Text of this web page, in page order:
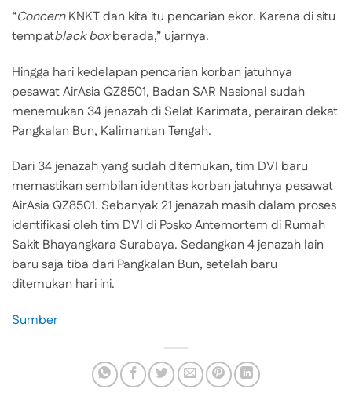
“ConcernKNKT dan kita itu pencarian ekor. Karena di situ
tempatblack boxberada,” ujarnya.
Hingga hari kedelapan pencarian korban jatuhnya
pesawat AirAsia QZ8501, Badan SAR Nasional sudah
menemukan 34 jenazah di Selat Karimata, perairan dekat
Pangkalan Bun, Kalimantan Tengah.
Dari 34 jenazah yang sudah ditemukan, tim DVI baru
memastikan sembilan identitas korban jatuhnya pesawat
AirAsia QZ8501. Sebanyak 21 jenazah masih dalam proses
identifikasi oleh tim DVI di Posko Antemortem di Rumah
Sakit Bhayangkara Surabaya. Sedangkan 4 jenazah lain
baru saja tiba dari Pangkalan Bun, setelah baru
ditemukan hari ini.
Sumber